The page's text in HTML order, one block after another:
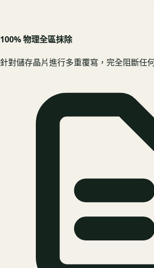
100% 物理全區抹除
針對儲存晶片進行多重覆寫，完全阻斷任